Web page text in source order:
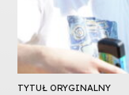
TYTUŁ ORYGINALNY